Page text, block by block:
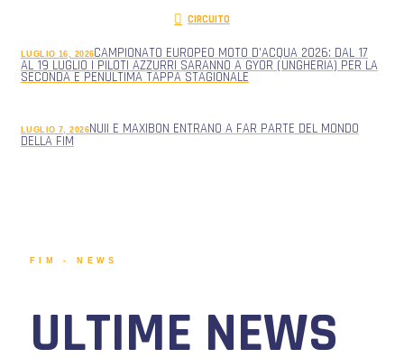
CIRCUITO
LUGLIO 16, 2026CAMPIONATO EUROPEO MOTO D’ACQUA 2026: DAL 17
AL 19 LUGLIO I PILOTI AZZURRI SARANNO A GYOR (UNGHERIA) PER LA
SECONDA E PENULTIMA TAPPA STAGIONALE
LUGLIO 7, 2026NUII E MAXIBON ENTRANO A FAR PARTE DEL MONDO
DELLA FIM
FIM - NEWS
ULTIME NEWS